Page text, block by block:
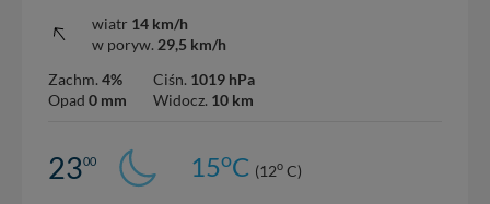
wiatr 14 km/h
w poryw. 29,5 km/h
Zachm. 4%
Opad 0 mm
Ciśn. 1019 hPa
Widocz. 10 km
2300 15oC (12o C)